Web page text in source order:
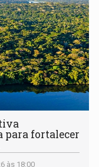
para fortalecer
às 18:00